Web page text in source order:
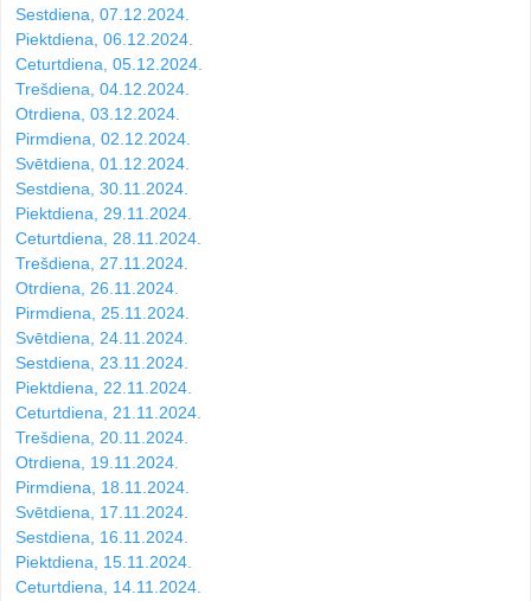
Sestdiena, 07.12.2024.
Piektdiena, 06.12.2024.
Ceturtdiena, 05.12.2024.
Trešdiena, 04.12.2024.
Otrdiena, 03.12.2024.
Pirmdiena, 02.12.2024.
Svētdiena, 01.12.2024.
Sestdiena, 30.11.2024.
Piektdiena, 29.11.2024.
Ceturtdiena, 28.11.2024.
Trešdiena, 27.11.2024.
Otrdiena, 26.11.2024.
Pirmdiena, 25.11.2024.
Svētdiena, 24.11.2024.
Sestdiena, 23.11.2024.
Piektdiena, 22.11.2024.
Ceturtdiena, 21.11.2024.
Trešdiena, 20.11.2024.
Otrdiena, 19.11.2024.
Pirmdiena, 18.11.2024.
Svētdiena, 17.11.2024.
Sestdiena, 16.11.2024.
Piektdiena, 15.11.2024.
Ceturtdiena, 14.11.2024.